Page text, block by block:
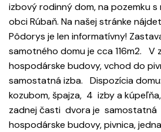
izbový rodinný dom, na pozemku
obci Rúbaň. Na našej stránke
Pôdorys je len informatívny!
samotného domu je cca 116m2. V
hospodárske budovy, vchod do
samostatná izba. Dispozícia
kozubom, špajza, 4 izby a
zadnej časti dvora je samostatná
hospodárske budovy, pivnica,